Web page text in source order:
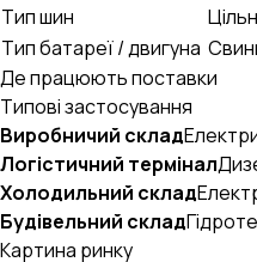
Тип шин
Тип батареї / двигуна
Де працюють поставки
Типові застосування
Виробничий склад
Логістичний термінал
Холодильний склад
Будівельний склад
Картина ринку